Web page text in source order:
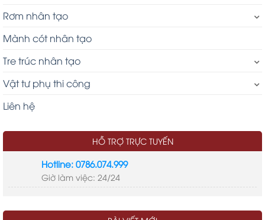
Rơm nhân tạo
Mành cót nhân tạo
Tre trúc nhân tạo
Vật tư phụ thi công
Liên hệ
HỖ TRỢ TRỰC TUYẾN
Hotline: 0786.074.999
Giờ làm việc: 24/24
tre nhân tạothi công nhà mái lákinh phí xây dựng